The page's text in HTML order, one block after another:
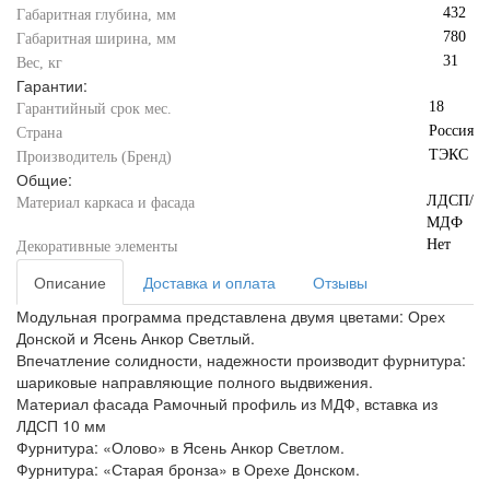
Габаритная глубина, мм
432
Габаритная ширина, мм
780
Вес, кг
31
Гарантии:
Гарантийный срок мес.
18
Страна
Россия
Производитель (Бренд)
ТЭКС
Общие:
Материал каркаса и фасада
ЛДСП/
МДФ
Декоративные элементы
Нет
Описание Доставка и оплата
Отзывы
Модульная программа представлена двумя цветами: Орех
Донской и Ясень Анкор Светлый.
Впечатление солидности, надежности производит фурнитура:
шариковые направляющие полного выдвижения.
Материал фасада Рамочный профиль из МДФ, вставка из
ЛДСП 10 мм
Фурнитура: «Олово» в Ясень Анкор Светлом.
Фурнитура: «Старая бронза» в Орехе Донском.